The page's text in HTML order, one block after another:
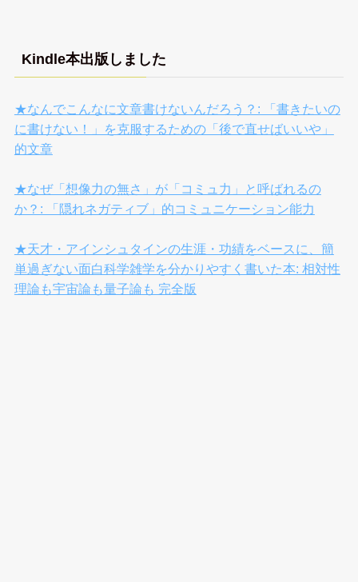
Kindle本出版しました
★なんでこんなに文章書けないんだろう？: 「書きたいの
に書けない！」を克服するための「後で直せばいいや」
的文章
★なぜ「想像力の無さ」が「コミュ力」と呼ばれるの
か？: 「隠れネガティブ」的コミュニケーション能力
★天才・アインシュタインの生涯・功績をベースに、簡
単過ぎない面白科学雑学を分かりやすく書いた本: 相対性
理論も宇宙論も量子論も 完全版